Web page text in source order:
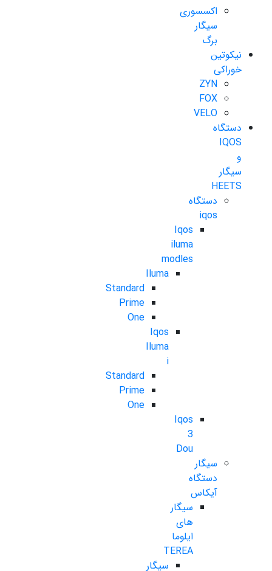
اکسسوری
سیگار
برگ
نیکوتین
خوراکی
ZYN
FOX
VELO
دستگاه
IQOS
و
سیگار
HEETS
دستگاه
iqos
Iqos
iluma
modles
Iluma
Standard
Prime
One
Iqos
Iluma
i
Standard
Prime
One
Iqos
3
Dou
سیگار
دستگاه
آیکاس
سیگار
های
ایلوما
TEREA
سیگار